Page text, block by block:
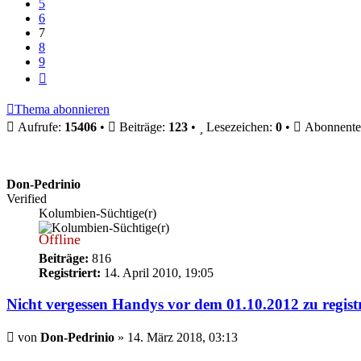
5
6
7
8
9
Thema abonnieren
Aufrufe: 15406 • Beiträge: 123 • Lesezeichen: 0 •
Don-Pedrinio
Verified
Kolumbien-Süchtige(r)
Offline
Beiträge: 816
Registriert: 14. April 2010, 19:05
Nicht vergessen Handys vor dem 01.10.2012 zu
Beitrag
von Don-Pedrinio » 14. März 2018, 03:13